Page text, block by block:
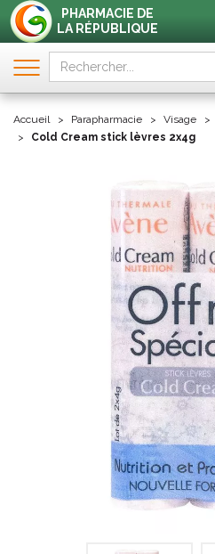
PHARMACIE DE
LA RÉPUBLIQUE
Accueil Parapharmacie Visage
Cold Cream stick lèvres 2x4g